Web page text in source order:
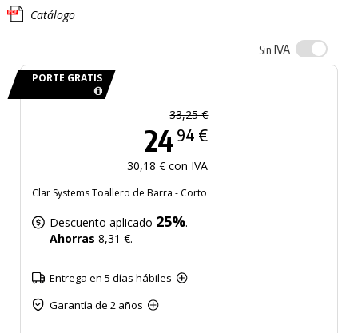
Catálogo
Sin IVA
PORTE GRATIS
33,25 €
24 94 €
30,18 € con IVA
Clar Systems Toallero de Barra - Corto
Descuento aplicado 25%.
Ahorras 8,31 €.
Entrega en 5 días hábiles
Garantía de 2 años